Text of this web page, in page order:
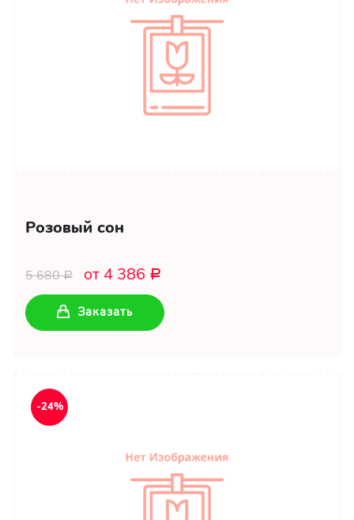
Розовый сон
5 680Р от 4 386 Р
Заказать
-24%